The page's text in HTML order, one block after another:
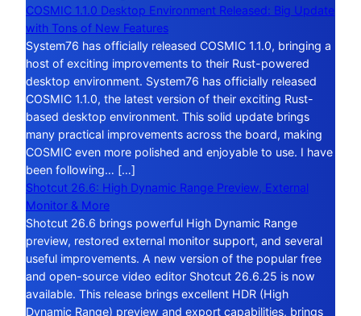
COSMIC 1.1.0 Desktop Environment Released: Big Update
with Tons of New Features
System76 has officially released COSMIC 1.1.0, bringing a
host of exciting improvements to their Rust-powered
desktop environment. System76 has officially released
COSMIC 1.1.0, the latest version of their exciting Rust-
based desktop environment. This solid update brings
many practical improvements across the board, making
COSMIC even more polished and enjoyable to use. I have
been following… […]
Shotcut 26.6: High Dynamic Range Preview, External
Monitor & More
Shotcut 26.6 brings powerful High Dynamic Range
preview, restored external monitor support, and several
useful improvements. A new version of the popular free
and open-source video editor Shotcut 26.6.25 is now
available. This release brings excellent HDR (High
Dynamic Range) preview and export capabilities, brings